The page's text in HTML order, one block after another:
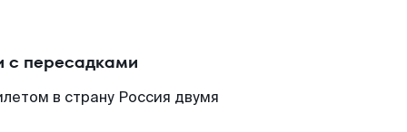
с пересадками
в страну Россия двумя